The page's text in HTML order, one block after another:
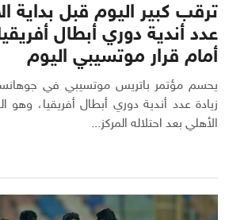
ترقب كبير اليوم قبل بداية
عدد أندية دوري أبطال
أمام قرار موتسيبي اليوم
يحسم مؤتمر باتريس موتسيبي في
زيادة عدد أندية دوري أبطال أفريقيا، وهو
الأهلي بعد احتلاله المركز...